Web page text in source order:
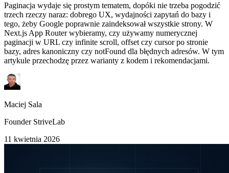
Paginacja wydaje się prostym tematem, dopóki nie trzeba pogodzić
trzech rzeczy naraz: dobrego UX, wydajności zapytań do bazy i
tego, żeby Google poprawnie zaindeksował wszystkie strony. W
Next.js App Router wybieramy, czy używamy numerycznej
paginacji w URL czy infinite scroll, offset czy cursor po stronie
bazy, adres kanoniczny czy notFound dla błędnych adresów. W tym
artykule przechodzę przez warianty z kodem i rekomendacjami.
Maciej Sala
Founder StriveLab
11 kwietnia 2026